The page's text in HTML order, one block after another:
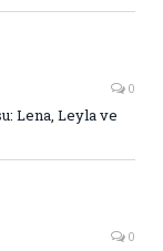
0
Lena, Leyla ve
0